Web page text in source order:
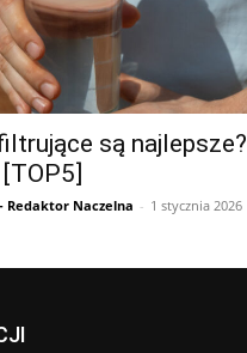
są najlepsze?
Redaktor Naczelna - 1 stycznia 2026